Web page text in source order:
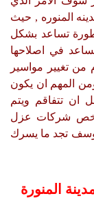
المنوره , حيث
تساعد بشكل
في اصلاحها
من تغيير مواسير
المهم ان يكون
تتفاقم ويتم
ارخص شركات عزل
وسف تجد ما يسرك
المنورة